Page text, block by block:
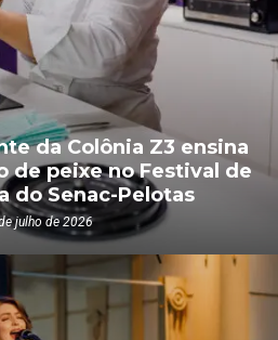
da Colônia Z3 ensina
de peixe no Festival de
do Senac-Pelotas
julho de 2026